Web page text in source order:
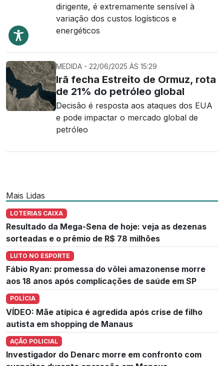
dirigente, é extremamente sensível à
variação dos custos logísticos e
energéticos
MEDIDA - 22/06/2025 ÀS 15:29
Irã fecha Estreito de Ormuz, rota
de 21% do petróleo global
Decisão é resposta aos ataques dos EUA
e pode impactar o mercado global de
petróleo
Mais Lidas
LOTERIAS CAIXA
Resultado da Mega-Sena de hoje: veja as dezenas
sorteadas e o prêmio de R$ 78 milhões
LUTO NO ESPORTE
Fábio Ryan: promessa do vôlei amazonense morre
aos 18 anos após complicações de saúde em SP
POLÍCIA
VÍDEO: Mãe atípica é agredida após crise de filho
autista em shopping de Manaus
AÇÃO POLICIAL
Investigador do Denarc morre em confronto com